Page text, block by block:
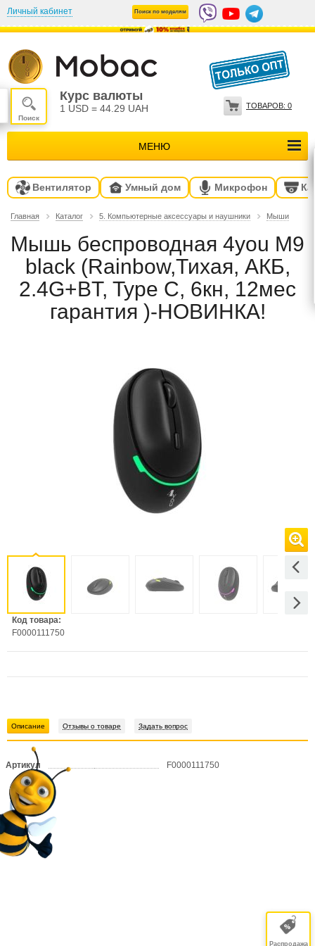
Личный кабинет Поиск по моделям
Курс валюты
1 USD = 44.29 UAH
МЕНЮ
ТОВАРОВ: 0
Вентилятор Умный дом Микрофон
Главная Каталог 5. Компьютерные аксессуары и наушники Мыши
Мышь беспроводная 4you M9
black (Rainbow,Тихая, АКБ,
2.4G+BT, Type C, 6кн, 12мес
гарантия )-НОВИНКА!
Код товара:
F0000111750
Описание Отзывы о товаре Задать вопрос
Артикул F0000111750
Распродажа